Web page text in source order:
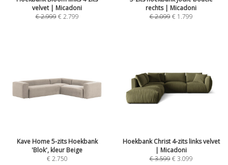
velvet | Micadoni
€2.999 €2.799
rechts | Micadoni
€2.099 € 1.799
Kave Home 5-zits Hoekbank
'Blok', kleur Beige
€2.750
Hoekbank Christ 4-zits links velvet
| Micadoni
€3.599 €3.099